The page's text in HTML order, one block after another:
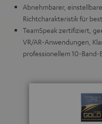
Abnehmbarer,
Richtcharakteristik für
TeamSpeak zertifiziert,
VR/AR-Anwendungen,
professionellem 10-Band-